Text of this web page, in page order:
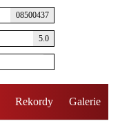
08500437
5.0
Rekordy Galerie